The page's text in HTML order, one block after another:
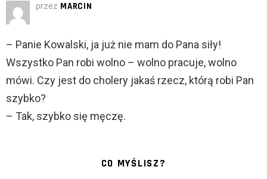
przez MARCIN
– Panie Kowalski, ja już nie mam do Pana siły!
Wszystko Pan robi wolno – wolno pracuje, wolno
mówi. Czy jest do cholery jakaś rzecz, którą robi Pan
szybko?
– Tak, szybko się męczę.
CO MYŚLISZ?